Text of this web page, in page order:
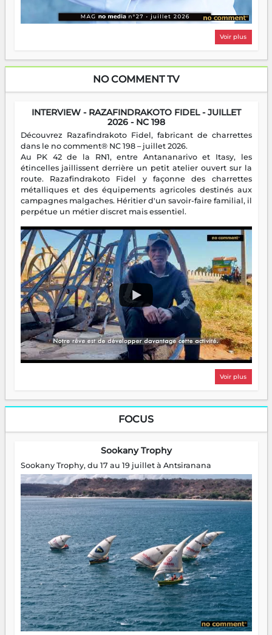
Voir plus
NO COMMENT TV
INTERVIEW - RAZAFINDRAKOTO FIDEL - JUILLET
2026 - NC 198
Découvrez Razafindrakoto Fidel, fabricant de charrettes
dans le no comment® NC 198 – juillet 2026.
Au PK 42 de la RN1, entre Antananarivo et Itasy, les
étincelles jaillissent derrière un petit atelier ouvert sur la
route. Razafindrakoto Fidel y façonne des charrettes
métalliques et des équipements agricoles destinés aux
campagnes malgaches. Héritier d'un savoir-faire familial, il
perpétue un métier discret mais essentiel.
Voir plus
FOCUS
Sookany Trophy
Sookany Trophy, du 17 au 19 juillet à Antsiranana